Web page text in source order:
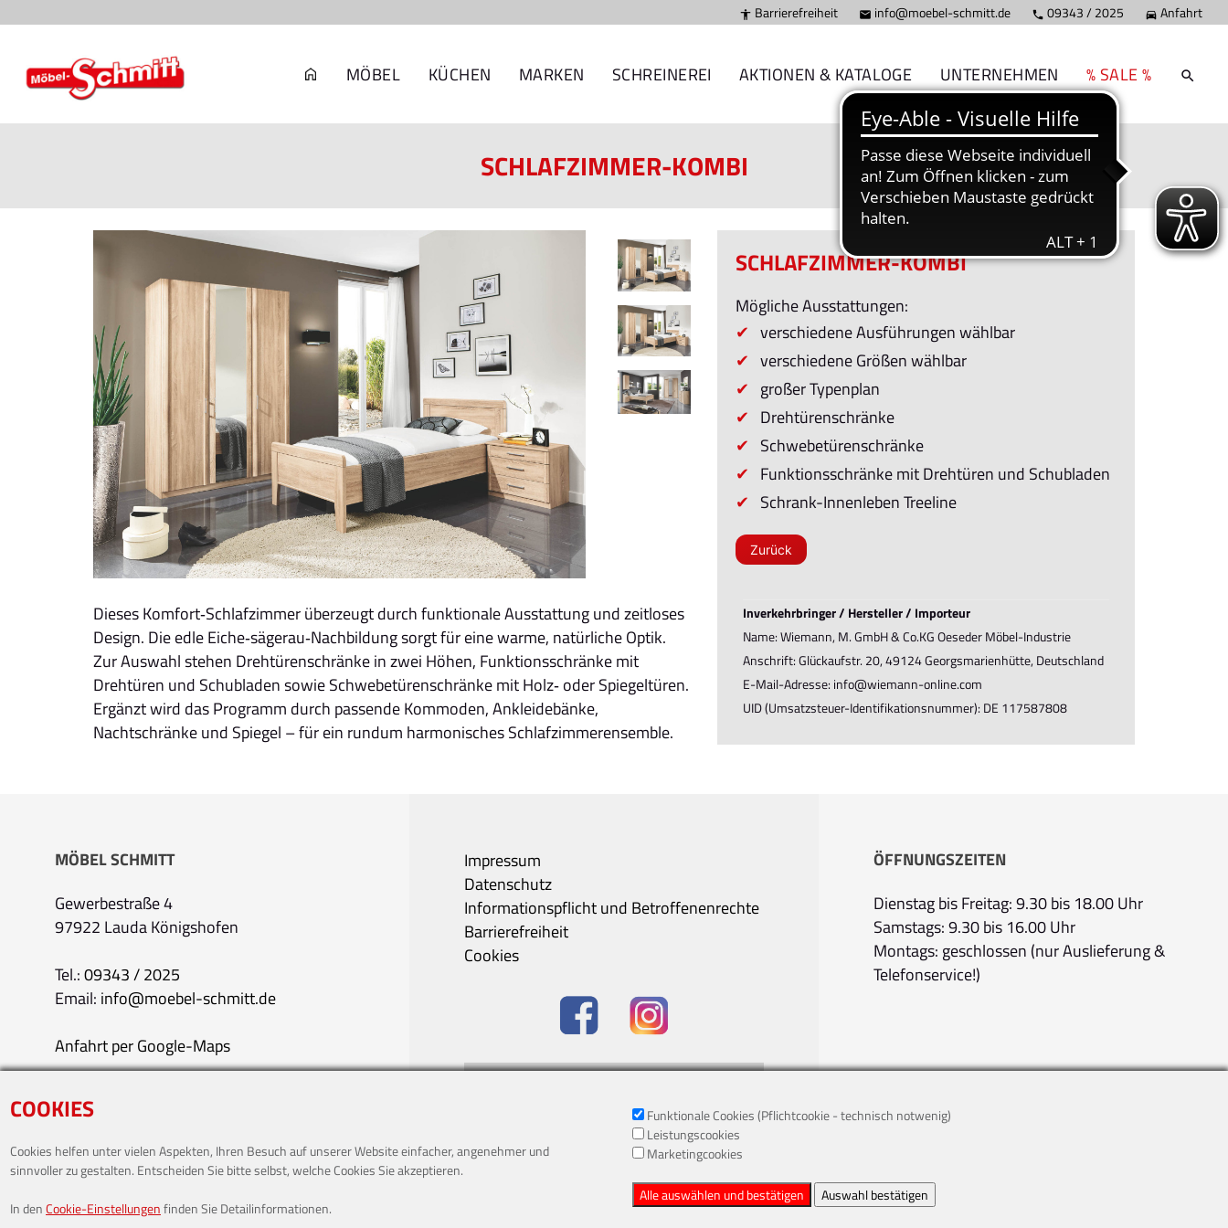
COOKIES
Cookies helfen unter vielen Aspekten, Ihren Besuch auf unserer Website einfacher, angenehmer und
sinnvoller zu gestalten. Entscheiden Sie bitte selbst, welche Cookies Sie akzeptieren.
In denCookie-Einstellungenfinden Sie Detailinformationen.
Funktionale Cookies (Pflichtcookie - technisch notwenig)
Leistungscookies
Marketingcookies
 Barrierefreiheit  info@moebel-schmitt.de  09343 / 2025  Anfahrt
MÖBEL KÜCHEN MARKEN SCHREINEREI AKTIONEN & KATALOGE UNTERNEHMEN % SALE %
SCHLAFZIMMER-KOMBI
Dieses Komfort‑Schlafzimmer überzeugt durch funktionale Ausstattung und zeitloses
Design. Die edle Eiche‑sägerau‑Nachbildung sorgt für eine warme, natürliche Optik.
Zur Auswahl stehen Drehtürenschränke in zwei Höhen, Funktionsschränke mit
Drehtüren und Schubladen sowie Schwebetürenschränke mit Holz‑ oder Spiegeltüren.
Ergänzt wird das Programm durch passende Kommoden, Ankleidebänke,
Nachtschränke und Spiegel – für ein rundum harmonisches Schlafzimmerensemble.
SCHLAFZIMMER-KOMBI
Mögliche Ausstattungen:
verschiedene Ausführungen wählbar
verschiedene Größen wählbar
großer Typenplan
Drehtürenschränke
Schwebetürenschränke
Funktionsschränke mit Drehtüren und Schubladen
Schrank-Innenleben Treeline
Zurück
Inverkehrbringer / Hersteller / Importeur
Name: Wiemann, M. GmbH & Co.KG Oeseder Möbel-Industrie
Anschrift: Glückaufstr. 20, 49124 Georgsmarienhütte, Deutschland
E-Mail-Adresse: info@wiemann-online.com
UID (Umsatzsteuer-Identifikationsnummer): DE 117587808
MÖBEL SCHMITT
Gewerbestraße 4
97922 Lauda Königshofen
Tel.:09343 / 2025
Email: info@moebel-schmitt.de
Anfahrt per Google-Maps
Impressum
Datenschutz
Informationspflicht und Betroffenenrechte
Barrierefreiheit
Cookies
-Standard
Text verkleinern
ÖFFNUNGSZEITEN
Dienstag bis Freitag: 9.30 bis 18.00 Uhr
Samstags: 9.30 bis 16.00 Uhr
Montags: geschlossen (nur Auslieferung &
Telefonservice!)